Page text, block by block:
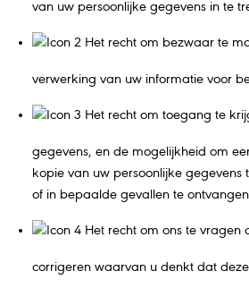
van uw persoonlijke gegevens in te
Het recht om bezwaar te
verwerking van uw informatie voor
Het recht om toegang te
gegevens, en de mogelijkheid om
kopie van uw persoonlijke gegevens
of in bepaalde gevallen te
Het recht om ons te vragen
corrigeren waarvan u denkt dat deze